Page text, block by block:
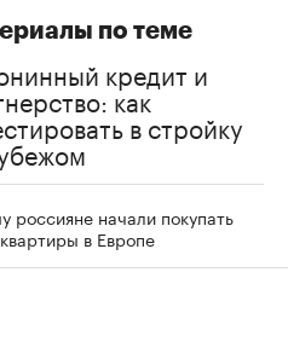
по теме
кредит и
как
в стройку
россияне начали покупать
в Европе